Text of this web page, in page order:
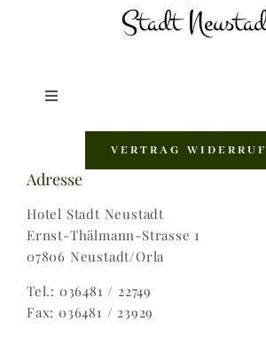
Toggle
Zahlungsweisen |
Widerruf |
VERTRAG
Adresse
Hotel Stadt Neustadt
Ernst-Thälmann-Strasse 1
07806 Neustadt/Orla
Tel.: 036481 / 22749
Fax: 036481 / 23929